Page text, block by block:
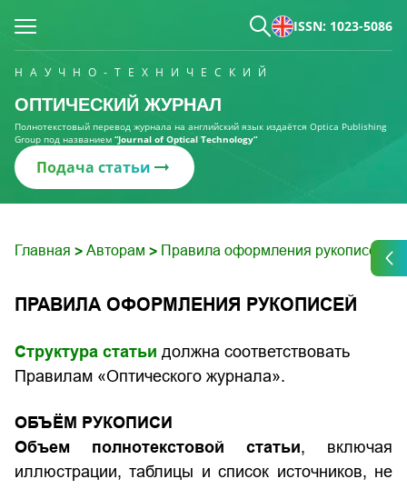
ISSN: 1023-5086
НАУЧНО-ТЕХНИЧЕСКИЙ
ОПТИЧЕСКИЙ ЖУРНАЛ
Полнотекстовый перевод журнала на английский язык издаётся Optica Publishing
Group под названием “Journal of Optical Technology“
Подача статьи
Главная > Авторам > Правила оформления рукописей
ПРАВИЛА ОФОРМЛЕНИЯ РУКОПИСЕЙ
Структура статьи должна соответствовать
Правилам «Оптического журнала».
ОБЪЁМ РУКОПИСИ
Объем полнотекстовой статьи, включая
иллюстрации, таблицы и список источников, не